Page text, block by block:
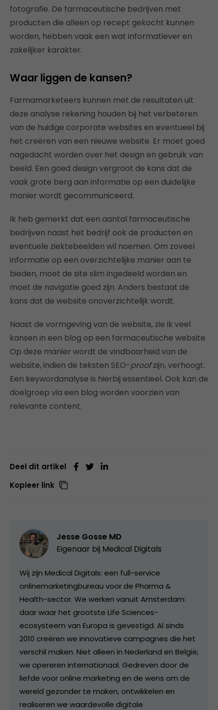
fotografie. De farmaceutische bedrijven met
producten die alleen op recept gekocht kunnen
worden, hebben vaak een wat informatiever en
zakelijker karakter.
Waar liggen de kansen?
Farmamarketeers kunnen met de resultaten uit
deze analyse rekening houden bij het verbeteren
van de huidige corporate websites en eventueel bij
het creëren van een nieuwe website. Er moet goed
nagedacht worden over het design en gebruik van
beeld. Een goed design vergroot de kans dat de
vaak grote berg aan informatie op een duidelijke
manier wordt gecommuniceerd.
Ik heb gemerkt dat een aantal farmaceutische
bedrijven naast het bedrijf ook de producten en
eventuele ziektebeelden wil noemen. Om zoveel
informatie op een overzichtelijke manier aan te
bieden, moet de site slim ingedeeld worden en
moet de navigatie goed zijn. Anders bestaat de
kans dat de website onoverzichtelijk wordt.
Naast de vormgeving van de website, zie ik veel
kansen in een blog op een farmaceutische website.
Op deze manier wordt de vindbaarheid van de
website, indien de teksten SEO-proofzijn, verhoogt.
Een keywordanalyse is hierbij essentieel. Ook kan de
doelgroep via een blog worden voorzien van
relevante content.
Deel dit artikel
Kopieer link
Jesse Gosse MD
Eigenaar bij Medical Digitals
Wij zijn Medical Digitals: een full-service
onlinemarketingbureau voor de Pharma &
Health-sector. We werken vanuit Amsterdam:
daar waar het grootste Life Sciences-
ecosysteem van Europa is gevestigd. Al sinds
2010 creëren we innovatieve campagnes die het
verschil maken. Niet alleen in Nederland en België;
we opereren internationaal. Gedreven door de
liefde voor online marketing en de wens om de
wereld gezonder te maken, ontwikkelen en
realiseren we waardevolle digitale